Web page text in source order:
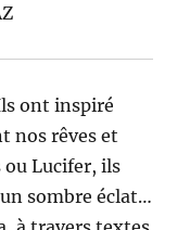
ont inspiré
nos rêves et
ou Lucifer, ils
sombre éclat…